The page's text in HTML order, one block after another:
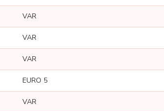
VAR
VAR
VAR
EURO 5
VAR